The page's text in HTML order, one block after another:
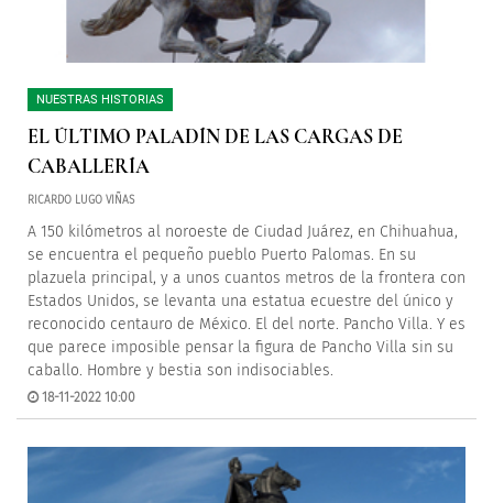
NUESTRAS HISTORIAS
EL ÚLTIMO PALADÍN DE LAS CARGAS DE
CABALLERÍA
RICARDO LUGO VIÑAS
A 150 kilómetros al noroeste de Ciudad Juárez, en Chihuahua,
se encuentra el pequeño pueblo Puerto Palomas. En su
plazuela principal, y a unos cuantos metros de la frontera con
Estados Unidos, se levanta una estatua ecuestre del único y
reconocido centauro de México. El del norte. Pancho Villa. Y es
que parece imposible pensar la figura de Pancho Villa sin su
caballo. Hombre y bestia son indisociables.
18-11-2022 10:00